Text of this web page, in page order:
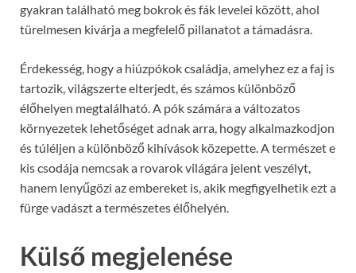
gyakran található meg bokrok és fák levelei között, ahol
türelmesen kivárja a megfelelő pillanatot a támadásra.
Érdekesség, hogy a hiúzpókok családja, amelyhez ez a faj is
tartozik, világszerte elterjedt, és számos különböző
élőhelyen megtalálható. A pók számára a változatos
környezetek lehetőséget adnak arra, hogy alkalmazkodjon
és túléljen a különböző kihívások közepette. A természet e
kis csodája nemcsak a rovarok világára jelent veszélyt,
hanem lenyűgözi az embereket is, akik megfigyelhetik ezt a
fürge vadászt a természetes élőhelyén.
Külső megjelenése